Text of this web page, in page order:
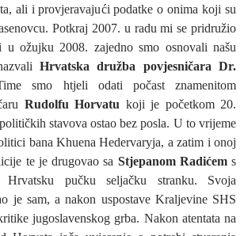
ali i provjeravajući podatke o onima koji su
Potkraj 2007. u radu mi se pridružio
ožujku 2008. zajedno smo osnovali našu
Hrvatska družba povjesničara Dr.
smo htjeli odati počast znamenitom
Rudolfu Horvatu koji je početkom 20.
stavova ostao bez posla. U to vrijeme
bana Khuena Hedervaryja, a zatim i onoj
te je drugovao sa Stjepanom Radićems
pučku seljačku stranku. Svoja
je sam, a nakon uspostave Kraljevine SHS
jugoslavenskog grba. Nakon atentata na